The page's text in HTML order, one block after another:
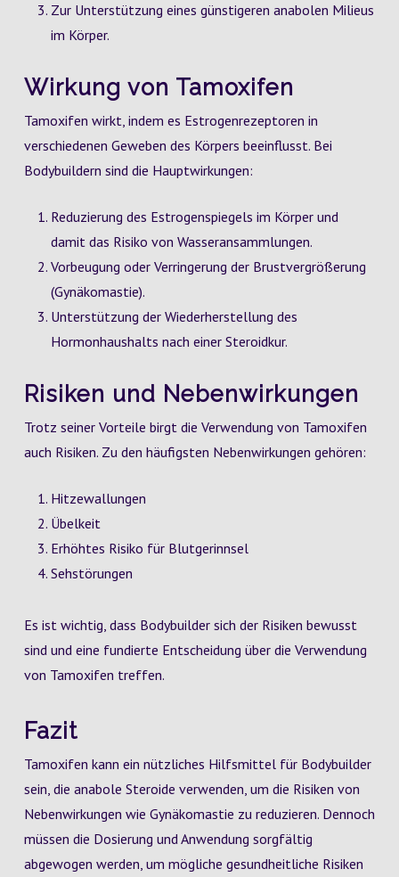
Zur Unterstützung eines günstigeren anabolen Milieus
im Körper.
Wirkung von Tamoxifen
Tamoxifen wirkt, indem es Estrogenrezeptoren in
verschiedenen Geweben des Körpers beeinflusst. Bei
Bodybuildern sind die Hauptwirkungen:
Reduzierung des Estrogenspiegels im Körper und
damit das Risiko von Wasseransammlungen.
Vorbeugung oder Verringerung der Brustvergrößerung
(Gynäkomastie).
Unterstützung der Wiederherstellung des
Hormonhaushalts nach einer Steroidkur.
Risiken und Nebenwirkungen
Trotz seiner Vorteile birgt die Verwendung von Tamoxifen
auch Risiken. Zu den häufigsten Nebenwirkungen gehören:
Hitzewallungen
Übelkeit
Erhöhtes Risiko für Blutgerinnsel
Sehstörungen
Es ist wichtig, dass Bodybuilder sich der Risiken bewusst
sind und eine fundierte Entscheidung über die Verwendung
von Tamoxifen treffen.
Fazit
Tamoxifen kann ein nützliches Hilfsmittel für Bodybuilder
sein, die anabole Steroide verwenden, um die Risiken von
Nebenwirkungen wie Gynäkomastie zu reduzieren. Dennoch
müssen die Dosierung und Anwendung sorgfältig
abgewogen werden, um mögliche gesundheitliche Risiken